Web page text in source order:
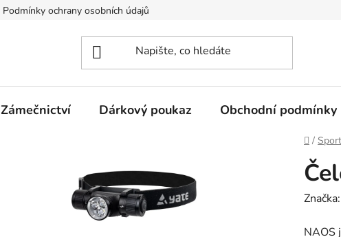
Podmínky ochrany osobních údajů
Zámečnictví Dárkový poukaz Obchodní podmínky
Domů
/ Sport
NAOS